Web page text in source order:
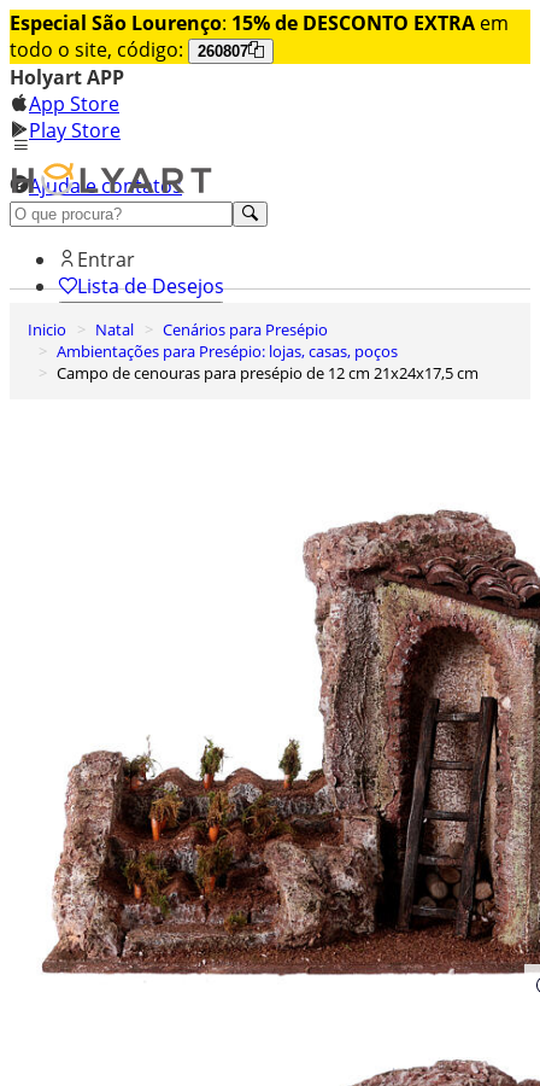
Especial São Lourenço: 15% de DESCONTO EXTRA em
todo o site, código:
260807
Holyart APP
App Store
Play Store
Ajuda e contatos
Conheça premium
Entrar
Lista de Desejos
Carrinho de Compras
Inicio Natal
Cenários para Presépio
Ambientações para Presépio: lojas, casas, poços
Campo de cenouras para presépio de 12 cm 21x24x17,5 cm